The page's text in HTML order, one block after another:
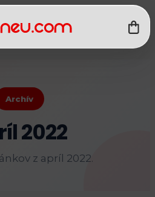
Archív
2022
z apríl 2022.